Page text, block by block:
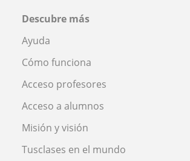
Descubre más
Ayuda
Cómo funciona
Acceso profesores
Acceso a alumnos
Misión y visión
Tusclases en el mundo